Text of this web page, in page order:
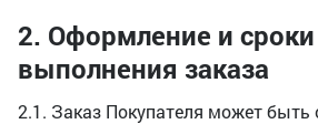
2. Оформление и сроки
выполнения заказа
2.1. Заказ Покупателя может